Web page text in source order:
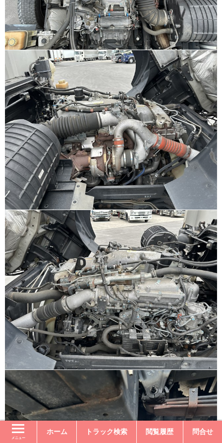
メニュー
ホーム トラック検索 閲覧履歴 問合せ